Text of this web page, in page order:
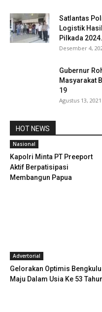
Satlantas
Logistik
Pilkada 2024.
Desember 4,
Gubernur
Masyarakat
19
Agustus 13, 2021
HOT NEWS
Nasional
Kapolri Minta PT Preeport
Aktif Berpatisipasi
Membangun Papua
Advertorial
Gelorakan Optimis Bengkulu
Maju Dalam Usia Ke 53